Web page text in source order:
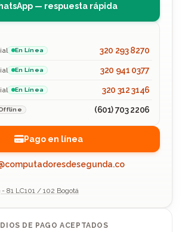
— respuesta rápida
En Línea 320 293 8270
En Línea 320 941 0377
En Línea 320 312 3146
(601) 703 2206
Pago en línea
- 81 LC101 / 102 Bogotá
DE PAGO ACEPTADOS